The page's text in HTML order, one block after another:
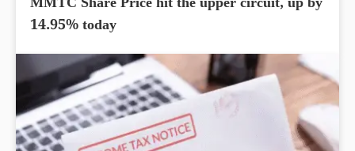
MMTC Share Price hit the upper circuit, up by
14.95% today